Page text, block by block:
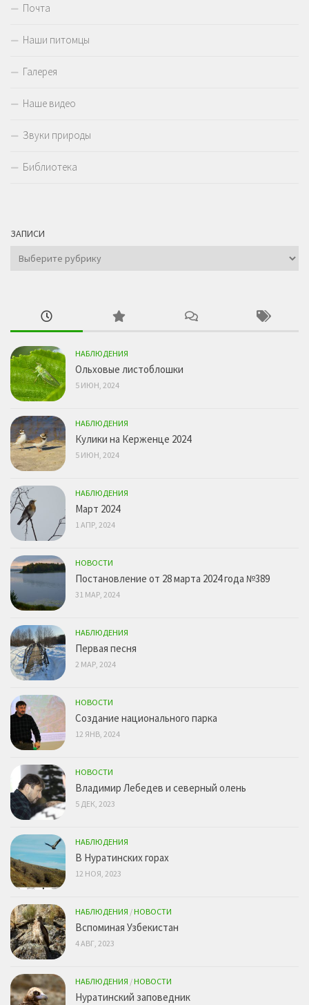
Почта
Наши питомцы
Галерея
Наше видео
Звуки природы
Библиотека
ЗАПИСИ
Записи
НАБЛЮДЕНИЯ
Ольховые листоблошки
5 ИЮН, 2024
НАБЛЮДЕНИЯ
Кулики на Керженце 2024
5 ИЮН, 2024
НАБЛЮДЕНИЯ
Март 2024
1 АПР, 2024
НОВОСТИ
Постановление от 28 марта 2024 года №389
31 МАР, 2024
НАБЛЮДЕНИЯ
Первая песня
2 МАР, 2024
НОВОСТИ
Создание национального парка
12 ЯНВ, 2024
НОВОСТИ
Владимир Лебедев и северный олень
5 ДЕК, 2023
НАБЛЮДЕНИЯ
В Нуратинских горах
12 НОЯ, 2023
НАБЛЮДЕНИЯ /НОВОСТИ
Вспоминая Узбекистан
4 АВГ, 2023
НАБЛЮДЕНИЯ /НОВОСТИ
Нуратинский заповедник